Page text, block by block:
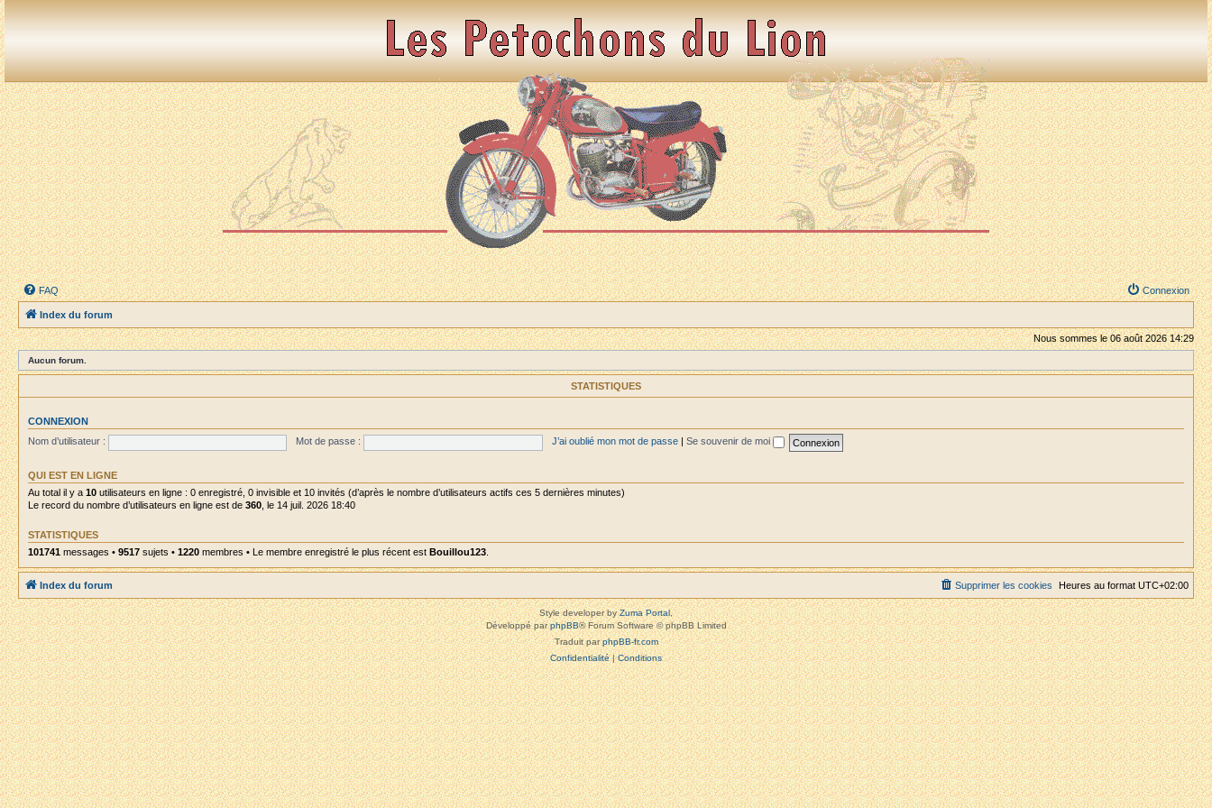
FAQ Connexion
Index du forum
Nous sommes le 06 août 2026 14:29
Aucun forum.
STATISTIQUES
CONNEXION
Nom d’utilisateur :
Mot de passe : J’ai oublié mon mot de passe Se souvenir de moi
QUI EST EN LIGNE
Au total il y a 10 utilisateurs en ligne : 0 enregistré, 0 invisible et 10 invités (d’après le nombre d’utilisateurs actifs ces 5 dernières minutes)
Le record du nombre d’utilisateurs en ligne est de 360 , le 14 juil. 2026 18:40
STATISTIQUES
101741 messages • 9517 sujets • 1220 membres • Le membre enregistré le plus récent est Bouillou123
Index du forum Heures au format UTC+02:00
Supprimer les cookies
Style developer byZuma Portal,
Développé parphpBB® Forum Software © phpBB Limited
Traduit parphpBB-fr.com
Confidentialité|Conditions